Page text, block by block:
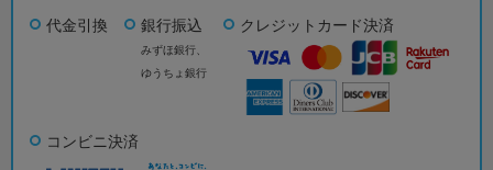
代金引換 銀行振込
みずほ銀行、
ゆうちょ銀行
クレジットカード決済
コンビニ決済